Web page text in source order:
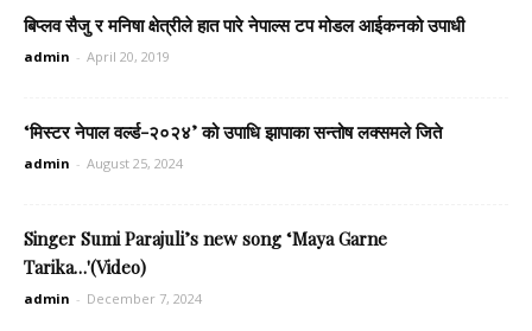
बिप्लव सैजु र मनिषा क्षेत्रीले हात पारे नेपाल्स टप मोडल आईकनको उपाधी
admin - April 20, 2019
‘मिस्टर नेपाल वर्ल्ड-२०२४’ को उपाधि झापाका सन्तोष लक्समले जिते
admin - August 25, 2024
Singer Sumi Parajuli’s new song ‘Maya Garne
Tarika…'(Video)
admin - December 7, 2024